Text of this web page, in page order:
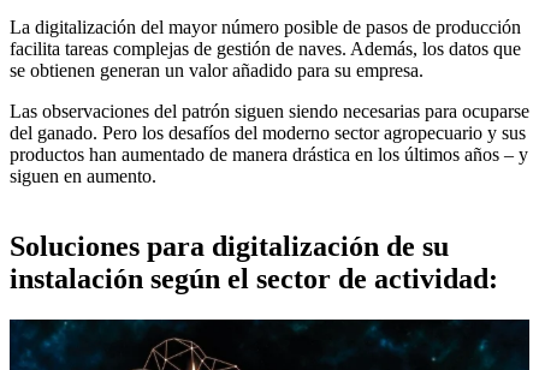
La digitalización del mayor número posible de pasos de producción
facilita tareas complejas de gestión de naves. Además, los datos que
se obtienen generan un valor añadido para su empresa.
Las observaciones del patrón siguen siendo necesarias para ocuparse
del ganado. Pero los desafíos del moderno sector agropecuario y sus
productos han aumentado de manera drástica en los últimos años – y
siguen en aumento.
Soluciones para digitalización de su
instalación según el sector de actividad: